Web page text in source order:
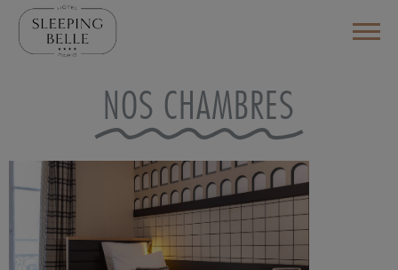
NOS CHAMBRES